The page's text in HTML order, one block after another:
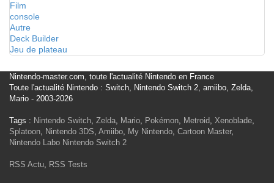
Film
console
Autre
Deck Builder
Jeu de plateau
Nintendo-master.com, toute l'actualité Nintendo en France
Toute l'actualité Nintendo : Switch, Nintendo Switch 2, amiibo, Zelda,
Mario - 2003-2026
Tags : Nintendo Switch, Zelda, Mario, Pokémon, Metroid, Xenoblade,
Splatoon, Nintendo 3DS, Amiibo, My Nintendo, Cartoon Master,
Nintendo Labo Nintendo Switch 2
RSS Actu, RSS Tests